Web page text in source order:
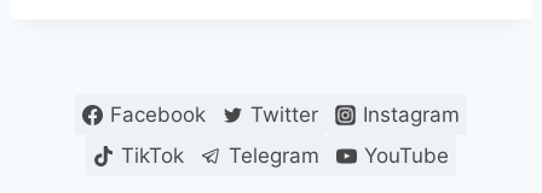
Facebook Twitter
Instagram
TikTok
Telegram YouTube